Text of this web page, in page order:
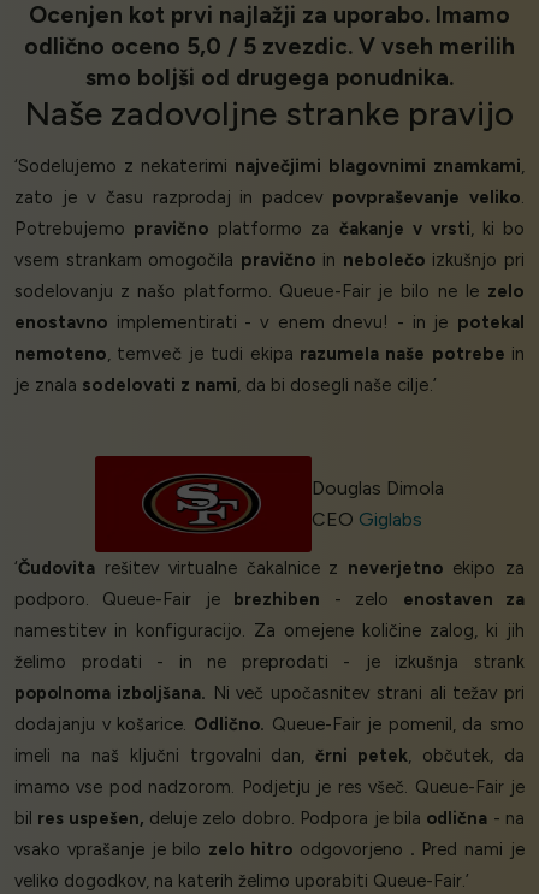
Ocenjen kot prvi najlažji za uporabo. Imamo
odlično oceno 5,0 / 5 zvezdic. V vseh merilih
smo boljši od drugega ponudnika.
Naše zadovoljne stranke pravijo
‘Sodelujemo z nekaterimi največjimi blagovnimi znamkami,
zato je v času razprodaj in padcev povpraševanje veliko.
Potrebujemo pravično platformo za čakanje v vrsti, ki bo
vsem strankam omogočila pravično in nebolečo izkušnjo pri
sodelovanju z našo platformo. Queue-Fair je bilo ne le zelo
enostavno implementirati - v enem dnevu! - in je potekal
nemoteno, temveč je tudi ekipa razumela naše potrebe in
je znala sodelovati z nami, da bi dosegli naše cilje.’
Douglas Dimola
CEO Giglabs
‘Čudovita rešitev virtualne čakalnice z neverjetno ekipo za
podporo. Queue-Fair je
brezhiben - zelo enostaven za
namestitev in konfiguracijo. Za omejene količine zalog, ki jih
želimo prodati - in ne preprodati - je izkušnja strank
popolnoma izboljšana. Ni več upočasnitev strani ali težav pri
dodajanju v košarice. Odlično. Queue-Fair je pomenil, da smo
imeli na naš ključni trgovalni dan,črni petek, občutek, da
imamo vse pod nadzorom. Podjetju je res všeč. Queue-Fair je
bil res uspešen, deluje zelo dobro. Podpora je bila odlična - na
vsako vprašanje je bilo zelo hitro odgovorjeno . Pred nami je
veliko dogodkov, na katerih želimo uporabiti Queue-Fair.’